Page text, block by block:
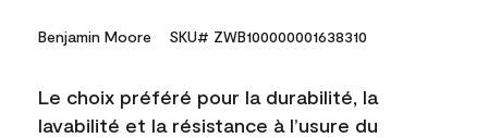
Benjamin Moore SKU# ZWB100000001638310
Le choix préféré pour la durabilité, la
lavabilité et la résistance à l’usure du